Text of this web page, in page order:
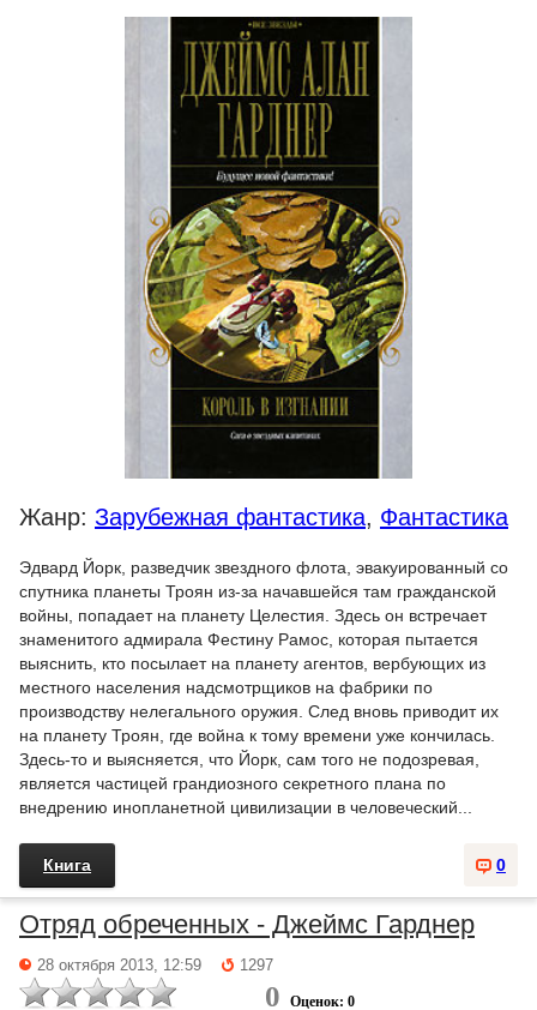
Жанр: Зарубежная фантастика, Фантастика
Эдвард Йорк, разведчик звездного флота, эвакуированный со
спутника планеты Троян из-за начавшейся там гражданской
войны, попадает на планету Целестия. Здесь он встречает
знаменитого адмирала Фестину Рамос, которая пытается
выяснить, кто посылает на планету агентов, вербующих из
местного населения надсмотрщиков на фабрики по
производству нелегального оружия. След вновь приводит их
на планету Троян, где война к тому времени уже кончилась.
Здесь-то и выясняется, что Йорк, сам того не подозревая,
является частицей грандиозного секретного плана по
внедрению инопланетной цивилизации в человеческий...
0
Книга
Отряд обреченных - Джеймс Гарднер
28 октября 2013, 12:59 1297
0 Оценок: 0